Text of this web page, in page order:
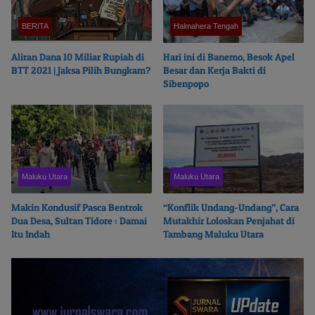
BERITA
Aliran Dana 10 Miliar Rupiah di
BTT 2021 | Jaksa Pilih Bungkam?
Halmahera Tengah
Hari ini di Banemo, Besok Apel
Besar dan Kerja Bakti di
Sibenpopo
Maluku Utara
Makin Kondusif Pasca Bentrok
Dua Desa, Sultan Tidore : Damai
Itu Indah
Maluku Utara
“Konflik Undang-Undang”, Cara
Mutakhir Loloskan Penjahat di
Tambang Maluku Utara